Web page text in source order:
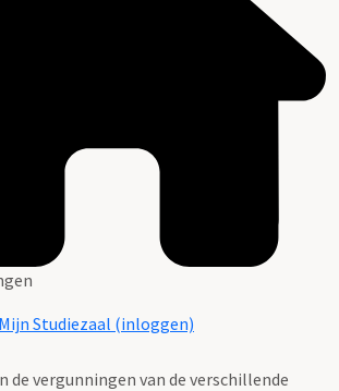
Mijn Studiezaal (inloggen)
de vergunningen van de verschillende